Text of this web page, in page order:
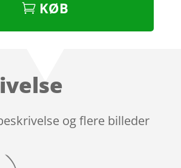
KØB
og flere billeder